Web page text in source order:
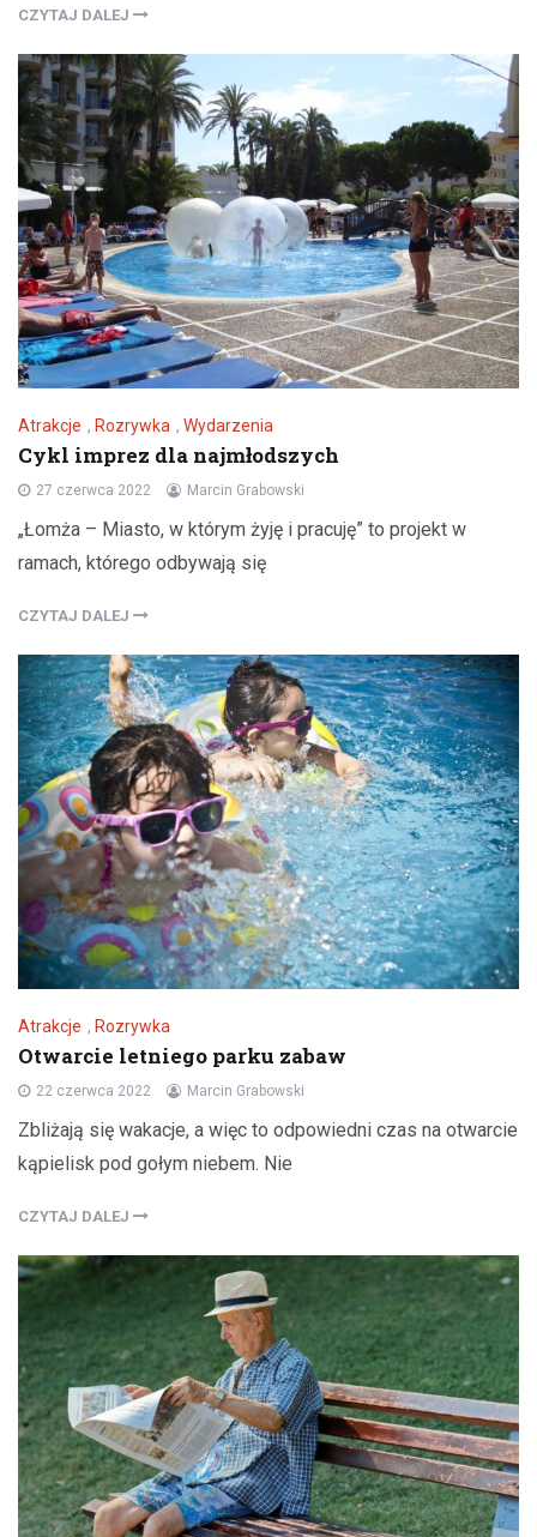
CZYTAJ DALEJ
Atrakcje , Rozrywka , Wydarzenia
Cykl imprez dla najmłodszych
27 czerwca 2022 Marcin Grabowski
„Łomża – Miasto, w którym żyję i pracuję” to projekt w
ramach, którego odbywają się
CZYTAJ DALEJ
Atrakcje , Rozrywka
Otwarcie letniego parku zabaw
22 czerwca 2022 Marcin Grabowski
Zbliżają się wakacje, a więc to odpowiedni czas na otwarcie
kąpielisk pod gołym niebem. Nie
CZYTAJ DALEJ